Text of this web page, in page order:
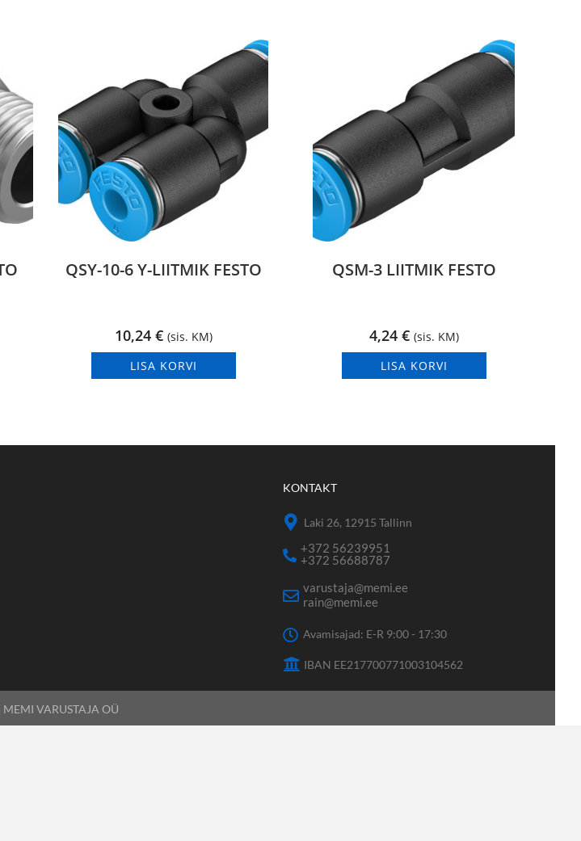
QSY-10-6 Y-LIITMIK FESTO
10,24 € (sis. KM)
LISA KORVI
QSM-3 LIITMIK FESTO
4,24 € (sis. KM)
LISA KORVI
KONTAKT
Laki 26, 12915 Tallinn
+372 56239951
+372 56688787
varustaja@memi.ee
rain@memi.ee
Avamisajad: E-R 9:00 - 17:30
IBAN EE217700771003104562
VARUSTAJA OÜ